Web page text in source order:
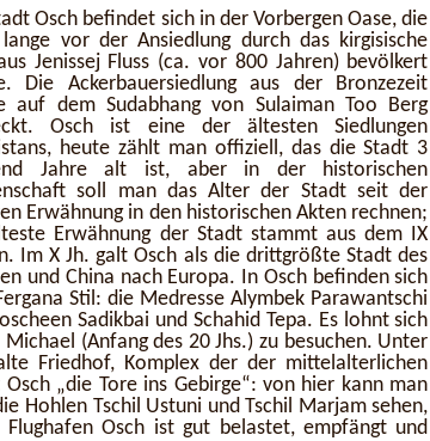
Osch befindet sich in der Vorbergen Oase, die
vor der Ansiedlung durch das kirgisische
Jenissej Fluss (ca. vor 800 Jahren) bevölkert
Die Ackerbauersiedlung aus der Bronzezeit
auf dem Sudabhang von Sulaiman Too Berg
Osch ist eine der ältesten Siedlungen
heute zählt man offiziell, das die Stadt 3
Jahre alt ist, aber in der historischen
soll man das Alter der Stadt seit der
Erwähnung in den historischen Akten rechnen;
Erwähnung der Stadt stammt aus dem IX
Im X Jh. galt Osch als die drittgrößte Stadt des
und China nach Europa. In Osch befinden sich
Stil: die Medresse Alymbek Parawantschi
Sadikbai und Schahid Tepa. Es lohnt sich
(Anfang des 20 Jhs.) zu besuchen. Unter
Friedhof, Komplex der der mittelalterlichen
„die Tore ins Gebirge“: von hier kann man
Hohlen Tschil Ustuni und Tschil Marjam sehen,
Osch ist gut belastet, empfängt und